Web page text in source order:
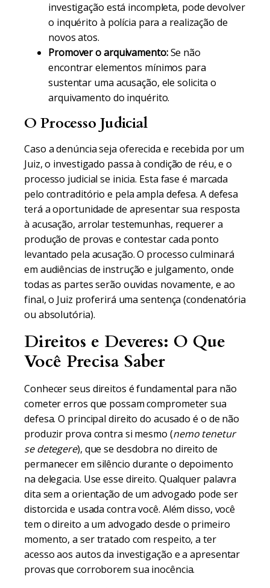
investigação está incompleta, pode devolver
o inquérito à polícia para a realização de
novos atos.
Promover o arquivamento:Se não
encontrar elementos mínimos para
sustentar uma acusação, ele solicita o
arquivamento do inquérito.
O Processo Judicial
Caso a denúncia seja oferecida e recebida por um
Juiz, o investigado passa à condição de réu, e o
processo judicial se inicia. Esta fase é marcada
pelo contraditório e pela ampla defesa. A defesa
terá a oportunidade de apresentar sua resposta
à acusação, arrolar testemunhas, requerer a
produção de provas e contestar cada ponto
levantado pela acusação. O processo culminará
em audiências de instrução e julgamento, onde
todas as partes serão ouvidas novamente, e ao
final, o Juiz proferirá uma sentença (condenatória
ou absolutória).
Direitos e Deveres: O Que
Você Precisa Saber
Conhecer seus direitos é fundamental para não
cometer erros que possam comprometer sua
defesa. O principal direito do acusado é o de não
produzir prova contra si mesmo (nemo tenetur
se detegere), que se desdobra no direito de
permanecer em silêncio durante o depoimento
na delegacia. Use esse direito. Qualquer palavra
dita sem a orientação de um advogado pode ser
distorcida e usada contra você. Além disso, você
tem o direito a um advogado desde o primeiro
momento, a ser tratado com respeito, a ter
acesso aos autos da investigação e a apresentar
provas que corroborem sua inocência.